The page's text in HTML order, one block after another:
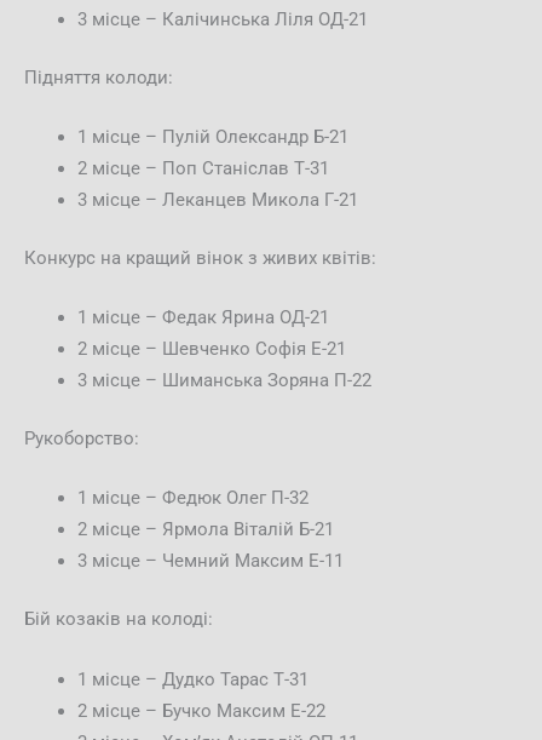
3 місце – Калічинська Ліля ОД-21
Підняття колоди:
1 місце – Пулій Олександр Б-21
2 місце – Поп Станіслав Т-31
3 місце – Леканцев Микола Г-21
Конкурс на кращий вінок з живих квітів:
1 місце – Федак Ярина ОД-21
2 місце – Шевченко Софія Е-21
3 місце – Шиманська Зоряна П-22
Рукоборство:
1 місце – Федюк Олег П-32
2 місце – Ярмола Віталій Б-21
3 місце – Чемний Максим Е-11
Бій козаків на колоді:
1 місце – Дудко Тарас Т-31
2 місце – Бучко Максим Е-22